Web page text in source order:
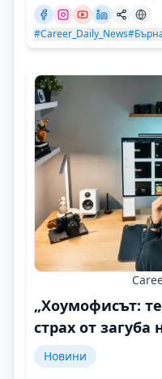
#Career_Daily_News
„Хоумофисът:
страх от загуба
Новини